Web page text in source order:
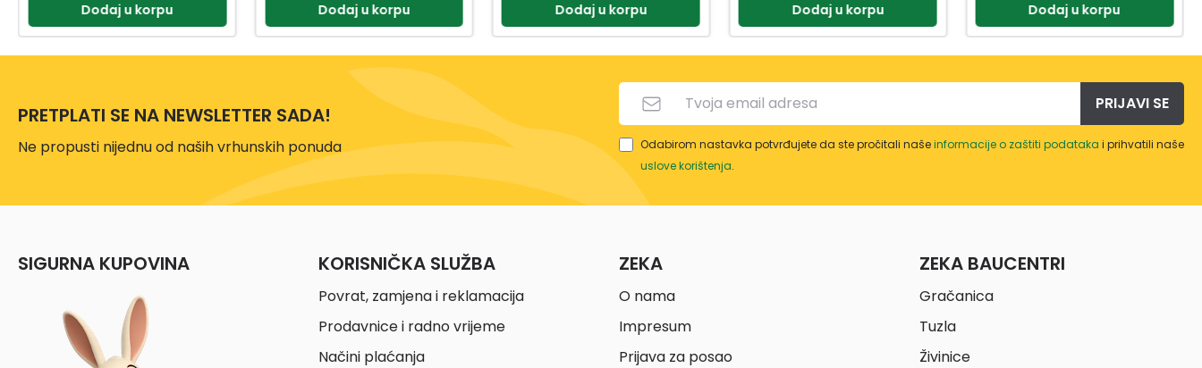
Dodaj u korpu Dodaj u korpu Dodaj u korpu Dodaj u korpu Dodaj u korpu
PRETPLATI SE NA NEWSLETTER SADA!
Ne propusti nijednu od naših vrhunskih ponuda
PRIJAVI SE
Odabirom nastavka potvrđujete da ste pročitali našeinformacije o zaštiti podataka i prihvatili naše
uslove korištenja.
SIGURNA KUPOVINA KORISNIČKA SLUŽBA
Povrat, zamjena i reklamacija
Prodavnice i radno vrijeme
Načini plaćanja
ZEKA
O nama
Impresum
Prijava za posao
ZEKA BAUCENTRI
Gračanica
Tuzla
Živinice